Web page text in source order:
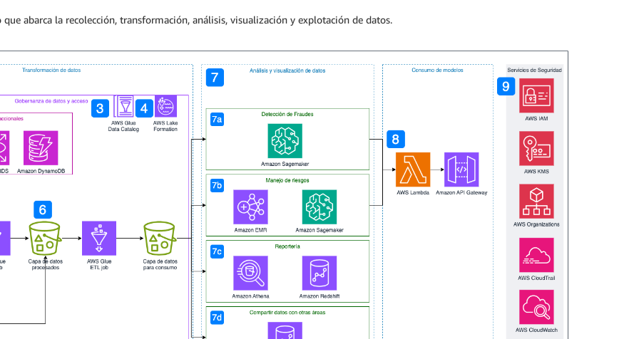
abarca la recolección, transformación, análisis, visualización y explotación de datos.